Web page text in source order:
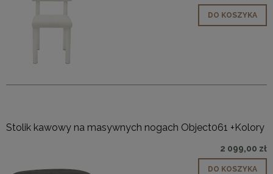
DO KOSZYKA
Stolik kawowy na masywnych nogach Object061 +Kolory
2 099,00 zł
DO KOSZYKA